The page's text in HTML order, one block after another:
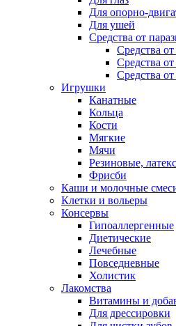
Для опорно-
Для ушей
Средства от
Средства
Средства от
Средства
Игрушки
Канатные
Кольца
Кости
Мягкие
Мячи
Резиновые,
Фрисби
Каши и молочные
Клетки и вольеры
Консервы
Гипоаллергенные
Диетические
Лечебные
Повседневные
Холистик
Лакомства
Витамины и
Для дрессировки